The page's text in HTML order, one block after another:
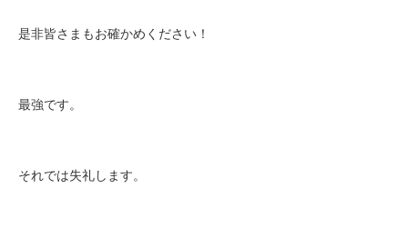
是非皆さまもお確かめください！
最強です。
それでは失礼します。